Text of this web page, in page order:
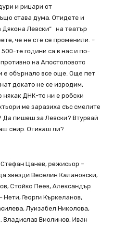
и рицари от
става дума. Отидете и
Дякона Левски“ на театър
че не сте се променили. –
те години са в нас и по-
на Апостоловото
е обърнало все още. Още пет
докато не се изродим,
ДНК-то ни е робски
ме заразиха със смелите
Да пишеш за Левски? Втурвай
сеир. Отиваш ли?
Цанев, режисьор –
звезди Веселин Калановски,
Стойко Пеев, Александър
Георги Къркеланов,
Луизабел Николова,
Владислав Виолинов, Иван